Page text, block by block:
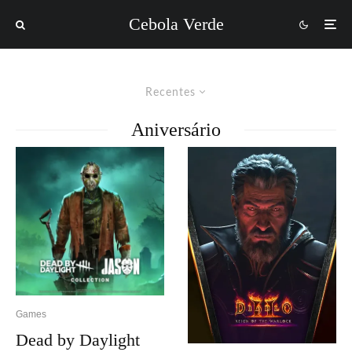
Cebola Verde
Recentes
Aniversário
Games
Dead by Daylight